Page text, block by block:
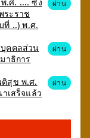
ระราช
ที่ ..) พ.ศ.
ผ่าน
คคลส่วน
าธิการ
ผ่าน
สุข พ.ศ.
เสร็จแล้ว
ผ่าน